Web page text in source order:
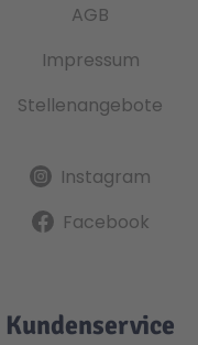
AGB
Impressum
Stellenangebote
Instagram
Facebook
Kundenservice